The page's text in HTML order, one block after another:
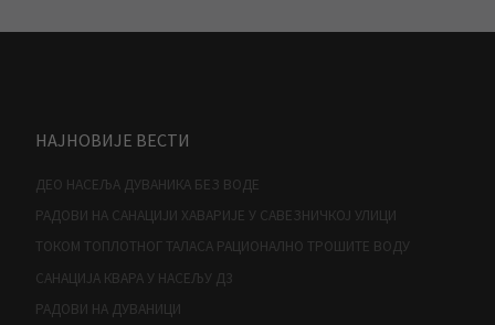
НАЈНОВИЈЕ ВЕСТИ
ДЕО НАСЕЉА ДУВАНИКА БЕЗ ВОДЕ
РАДОВИ НА САНАЦИЈИ ХАВАРИЈЕ У САВЕЗНИЧКОЈ УЛИЦИ
ТОКОМ ТОПЛОТНОГ ТАЛАСА РАЦИОНАЛНО ТРОШИТЕ ВОДУ
САНАЦИЈА КВАРА У НАСЕЉУ Д3
РАДОВИ НА ДУВАНИЦИ